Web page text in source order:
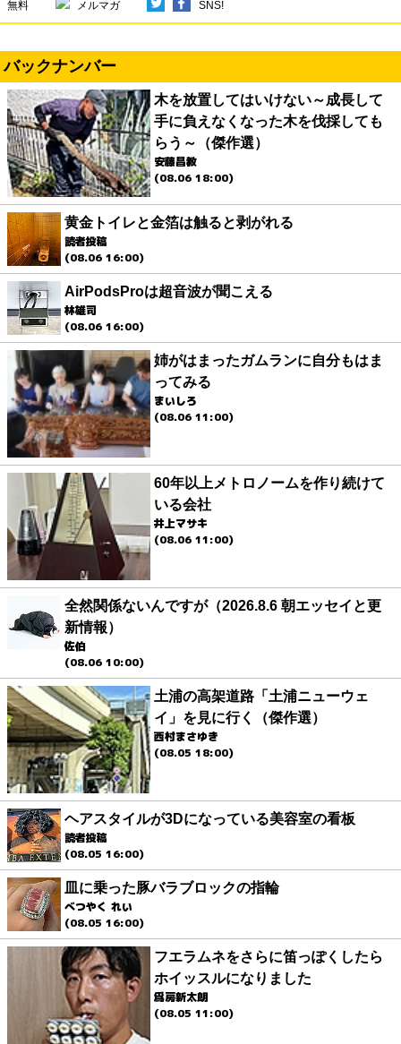
無料 メルマガ SNS!
バックナンバー
木を放置してはいけない～成長して
手に負えなくなった木を伐採しても
らう～（傑作選）
安藤昌教
(08.06 18:00)
黄金トイレと金箔は触ると剥がれる
読者投稿
(08.06 16:00)
AirPodsProは超音波が聞こえる
林雄司
(08.06 16:00)
姉がはまったガムランに自分もはま
ってみる
まいしろ
(08.06 11:00)
60年以上メトロノームを作り続けて
いる会社
井上マサキ
(08.06 11:00)
全然関係ないんですが（2026.8.6 朝エッセイと更
新情報）
佐伯
(08.06 10:00)
土浦の高架道路「土浦ニューウェ
イ」を見に行く（傑作選）
西村まさゆき
(08.05 18:00)
ヘアスタイルが3Dになっている美容室の看板
読者投稿
(08.05 16:00)
皿に乗った豚バラブロックの指輪
べつやく れい
(08.05 16:00)
フエラムネをさらに笛っぽくしたら
ホイッスルになりました
爲房新太朗
(08.05 11:00)